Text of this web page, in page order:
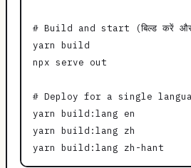
# Build and start (बिल्ड करें
yarn build
npx serve out
# Deploy for a single language
yarn build:lang en
yarn build:lang zh